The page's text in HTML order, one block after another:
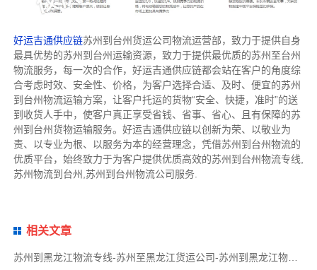
好运吉通供应链苏州到台州货运公司物流运营部，致力于提供自身
最具优势的苏州到台州运输资源，致力于提供最优质的苏州至台州
物流服务，每一次的合作，好运吉通供应链都会站在客户的角度综
合考虑时效、安全性、价格，为客户选择合适、及时、便宜的苏州
到台州物流运输方案，让客户托运的货物“安全、快捷，准时”的送
到收货人手中，使客户真正享受省钱、省事、省心、且有保障的苏
州到台州货物运输服务。好运吉通供应链以创新为荣、以敬业为
责、以专业为根、以服务为本的经营理念，凭借苏州到台州物流的
优质平台，始终致力于为客户提供优质高效的苏州到台州物流专线,
苏州物流到台州,苏州到台州物流公司服务.
相关文章
苏州到黑龙江物流专线-苏州至黑龙江货运公司-苏州到黑龙江物流公司